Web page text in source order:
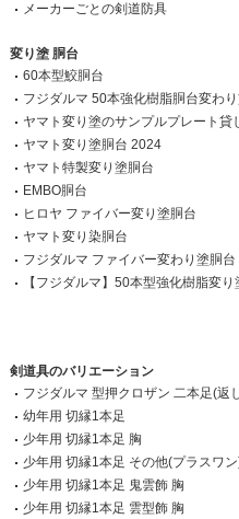
メーカーごとの剣道防具
変り塗 胴台
60本型鮫胴台
フジダルマ 50本強化樹脂胴台変わ
ヤマト変り塗のサンプルプレート貸
ヤマト変り塗胴台 2024
ヤマト特製変り塗胴台
EMBO胴台
ヒロヤ ファイバー変り塗胴台
ヤマト変り染胴台
フジダルマ ファイバー変わり塗胴台
【フジダルマ】50本型強化樹脂変り
剣道具のバリエーション
フジダルマ 型押クロザン 二本足(返
幼年用 切縁1本足
少年用 切縁1本足 胸
少年用 切縁1本足 その他(プラスワ
少年用 切縁1本足 鬼雲飾 胸
少年用 切縁1本足 雲型飾 胸